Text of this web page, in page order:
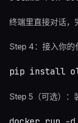
终端里直接对话，
Step 4：接入你
Step 5（可选）：